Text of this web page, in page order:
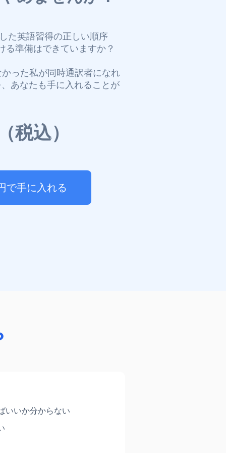
た英語習得の正しい順序
る準備はできていますか？
った私が同時通訳者になれ
あなたも手に入れることが
税込）
で手に入れる
いいか分からない